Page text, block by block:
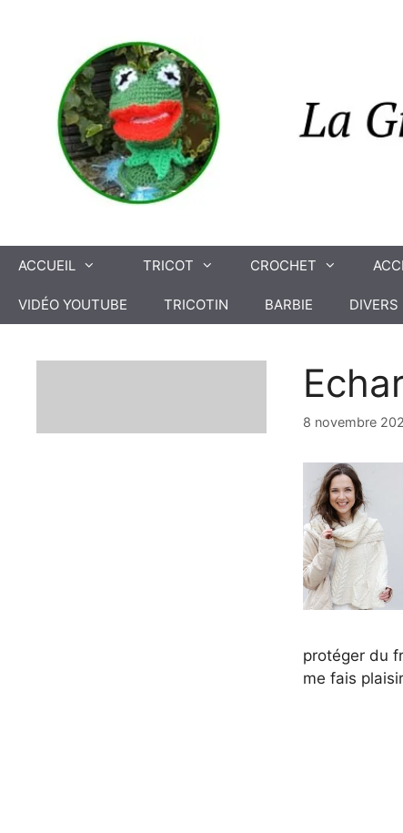
ACCUEIL TRICOT CROCHET
VIDÉO YOUTUBE TRICOTIN BARBIE DIVERS
8 novembre
protéger du
me fais